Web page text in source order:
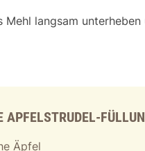
Mehl langsam
APFELSTRUDEL-
Äpfel